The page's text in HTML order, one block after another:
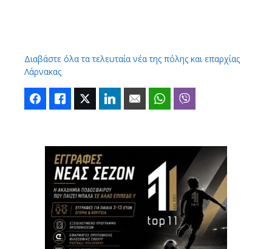
Διαβάστε όλα τα τελευταία νέα της πόλης και επαρχίας
Λάρνακας
FacebookLike Twitter LinkedIn Email WhatsApp